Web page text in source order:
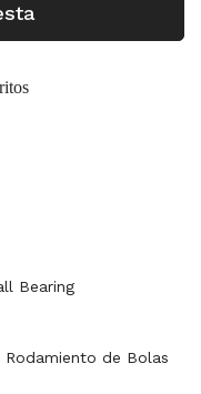
Bearing
de Bolas